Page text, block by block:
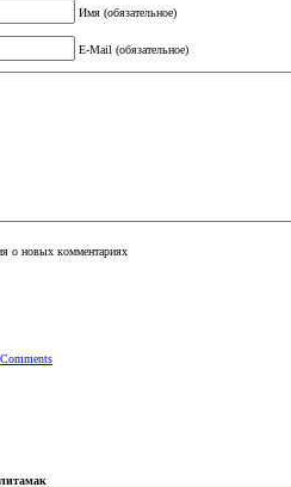
Имя (обязательное)
E-Mail (обязательное)
о новых комментариях